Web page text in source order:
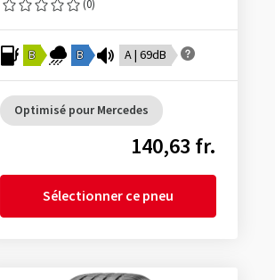
(0)
B B A | 69dB
Optimisé pour Mercedes
140,63 fr.
Sélectionner ce pneu